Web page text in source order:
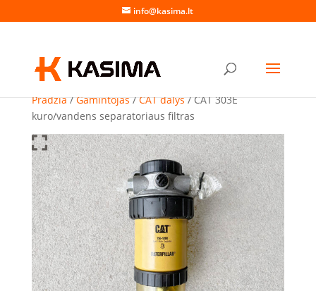
info@kasima.lt
Pradžia/Gamintojas/CAT dalys/ CAT 303E
kuro/vandens separatoriaus filtras